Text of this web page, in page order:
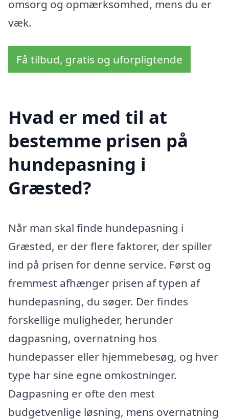
omsorg og opmærksomhed, mens du er
væk.
Få tilbud, gratis og uforpligtende
Hvad er med til at
bestemme prisen på
hundepasning i
Græsted?
Når man skal finde hundepasning i
Græsted, er der flere faktorer, der spiller
ind på prisen for denne service. Først og
fremmest afhænger prisen af typen af
hundepasning, du søger. Der findes
forskellige muligheder, herunder
dagpasning, overnatning hos
hundepasser eller hjemmebesøg, og hver
type har sine egne omkostninger.
Dagpasning er ofte den mest
budgetvenlige løsning, mens overnatning